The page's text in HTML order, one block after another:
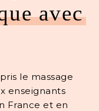
avec
le massage
enseignants
France et en